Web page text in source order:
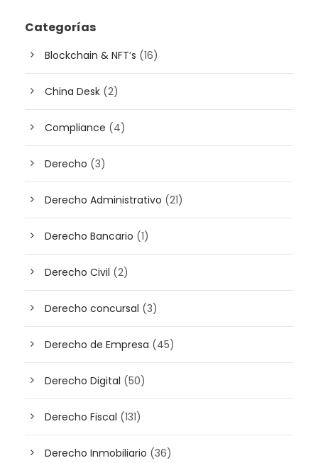
Categorías
Blockchain & NFT’s (16)
China Desk (2)
Compliance (4)
Derecho (3)
Derecho Administrativo (21)
Derecho Bancario (1)
Derecho Civil (2)
Derecho concursal (3)
Derecho de Empresa (45)
Derecho Digital (50)
Derecho Fiscal (131)
Derecho Inmobiliario (36)